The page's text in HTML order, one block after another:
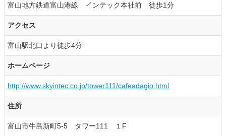
富山地方鉄道富山港線 インテック本社前 徒歩1分
アクセス
富山駅北口より徒歩4分
ホームページ
http://www.skyintec.co.jp/tower111/cafeadagio.html
住所
富山市牛島新町5-5 タワー111 １F